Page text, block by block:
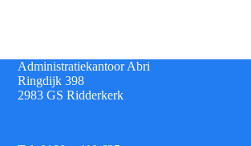
Administratiekantoor Abri
Ringdijk 398
2983 GS Ridderkerk